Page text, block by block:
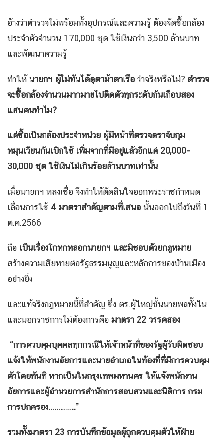
อ้างว่าตำรวจไม่พร้อมทั้งอุปกรณ์และความรู้ ต้องจัดซื้อกล้อง
ประจำตัวจำนวน 170,000 ชุด ใช้เงินกว่า 3,500 ล้านบาท
และพัฒนาความรู้
ทำให้นายกฯ ผู้ไม่ทันได้ดูตาม้าตาเรือ ว่าจริงหรือไม่? ตำรวจ
จะซื้อกล้องจำนวนมากมายไปติดตัวทุกระดับกันเกือบสอง
แสนคนทำไม?
แค่ซื้อเป็นกล้องประจำหน่วย ผู้มีหน้าที่ตรวจตราจับกุม
หมุนเวียนกันเบิกใช้ เพิ่มจากที่มีอยู่แล้วอีกแค่ 20,000–
30,000 ชุด ใช้เงินไม่เกินร้อยล้านบาทเท่านั้น
เมื่อนายกฯ หลงเชื่อ จึงทำให้ตัดสินใจออกพระราชกำหนด
เลื่อนการใช้ 4 มาตราสำคัญตามที่เสนอ นั้นออกไปถึงวันที่ 1
ต.ค.2566
ถือ เป็นเรื่องโกหกหลอกนายกฯ และมิชอบด้วยกฎหมาย
สร้างความเสียหายต่อรัฐธรรมนูญและหลักการของบ้านเมือง
อย่างยิ่ง
และแท้จริงกฎหมายนี้ที่สำคัญ ซึ่ง ตร.ผู้ใหญ่ชั้นนายพลทั้งใน
และนอกราชการไม่ต้องการคือ มาตรา 22 วรรคสอง
“การควบคุมบุคคลทุกกรณีให้เจ้าหน้าที่ของรัฐผู้รับผิดชอบ
แจ้งให้พนักงานอัยการและนายอำเภอในท้องที่ที่มีการควบคุม
ตัวโดยทันที หากเป็นในกรุงเทพมหานคร ให้แจ้งพนักงาน
อัยการและผู้อำนวยการสำนักการสอบสวนและนิติการ กรม
การปกครอง…………..”
รวมทั้งมาตรา 23 การบันทึกข้อมูลผู้ถูกควบคุมตัวให้ฝ่าย